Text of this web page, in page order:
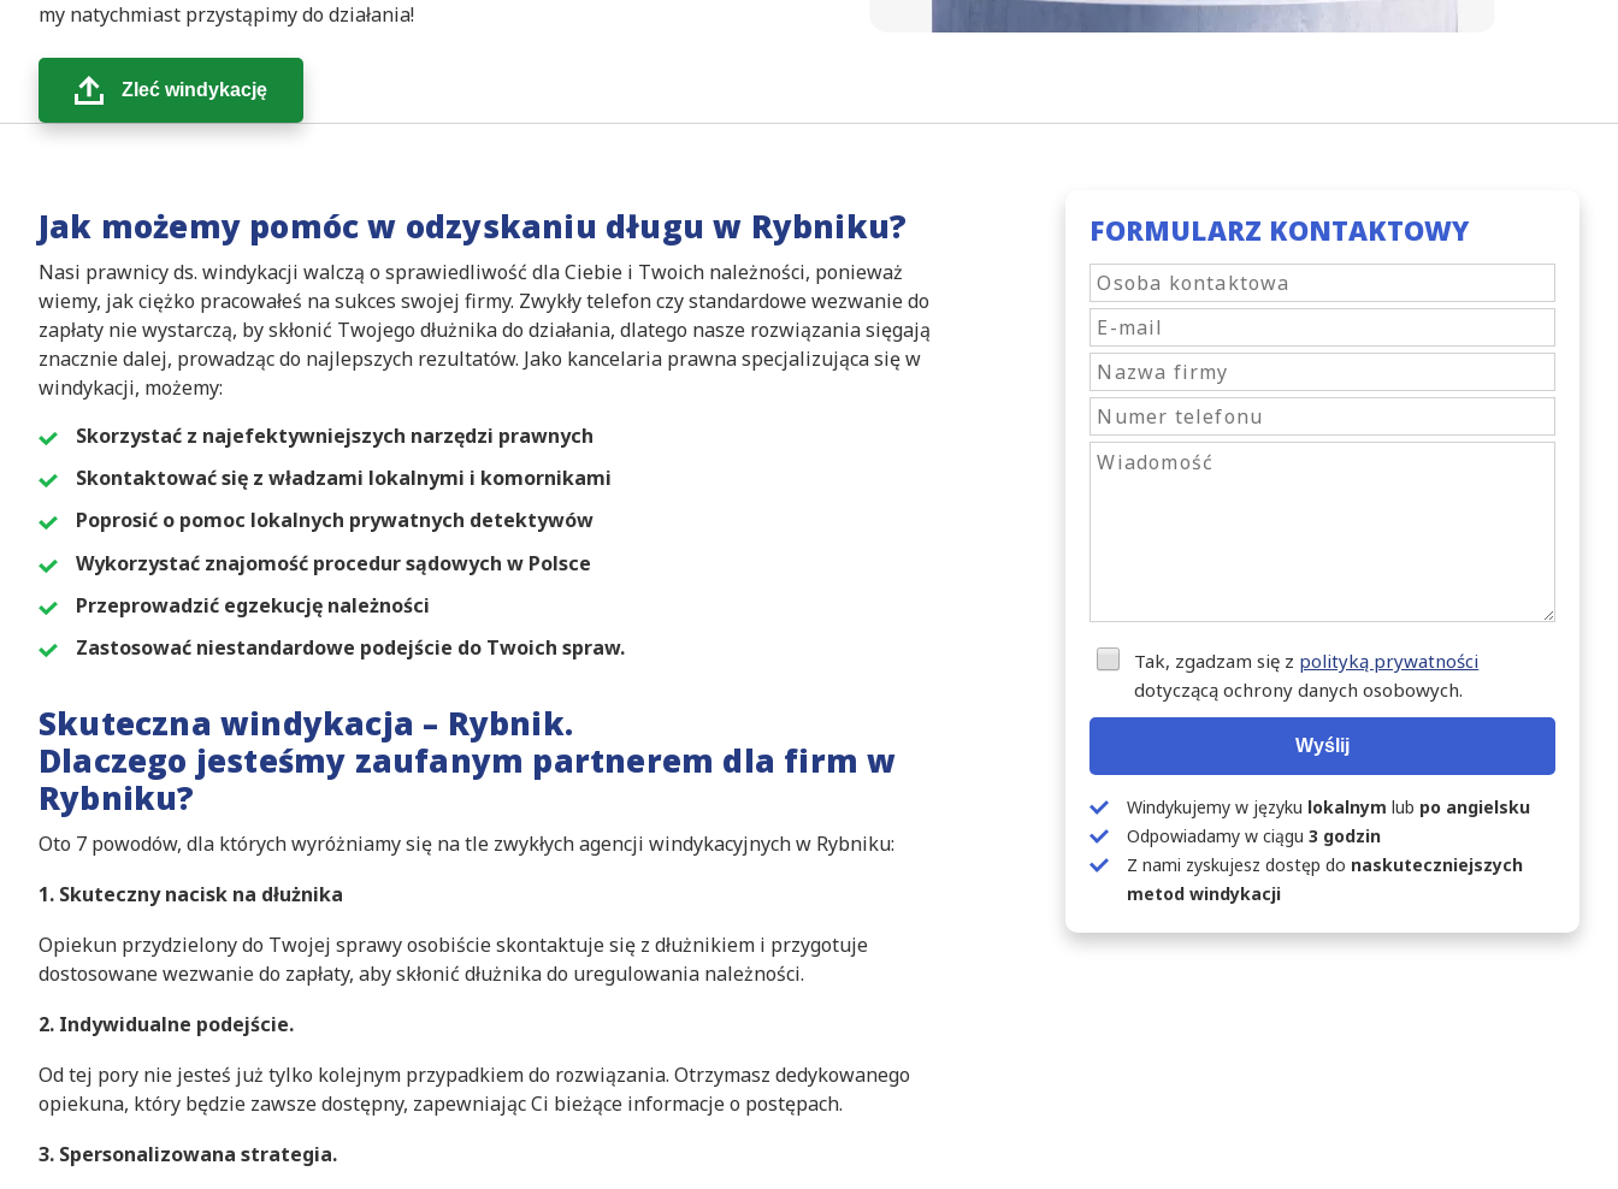
my natychmiast przystąpimy do działania!
Zleć windykację
Jak możemy pomóc w odzyskaniu długu w Rybniku?
Nasi prawnicy ds. windykacji walczą o sprawiedliwość dla Ciebie i Twoich należności, ponieważ
wiemy, jak ciężko pracowałeś na sukces swojej firmy. Zwykły telefon czy standardowe wezwanie do
zapłaty nie wystarczą, by skłonić Twojego dłużnika do działania, dlatego nasze rozwiązania sięgają
znacznie dalej, prowadząc do najlepszych rezultatów. Jako kancelaria prawna specjalizująca się w
windykacji, możemy:
Skorzystać z najefektywniejszych narzędzi prawnych
Skontaktować się z władzami lokalnymi i komornikami
Poprosić o pomoc lokalnych prywatnych detektywów
Wykorzystać znajomość procedur sądowych w Polsce
Przeprowadzić egzekucję należności
Zastosować niestandardowe podejście do Twoich spraw.
Skuteczna windykacja – Rybnik.
Dlaczego jesteśmy zaufanym partnerem dla firm w
Rybniku?
Oto 7 powodów, dla których wyróżniamy się na tle zwykłych agencji windykacyjnych w Rybniku:
1. Skuteczny nacisk na dłużnika
Opiekun przydzielony do Twojej sprawy osobiście skontaktuje się z dłużnikiem i przygotuje
dostosowane wezwanie do zapłaty, aby skłonić dłużnika do uregulowania należności.
2. Indywidualne podejście.
Od tej pory nie jesteś już tylko kolejnym przypadkiem do rozwiązania. Otrzymasz dedykowanego
opiekuna, który będzie zawsze dostępny, zapewniając Ci bieżące informacje o postępach.
3. Spersonalizowana strategia.
FORMULARZ KONTAKTOWY
Tak, zgadzam się z polityką prywatności
dotyczącą ochrony danych osobowych.
Wyślij
Windykujemy w języku lokalnym lub po angielsku
Odpowiadamy w ciągu3 godzin
Z nami zyskujesz dostęp do naskuteczniejszych
metod windykacji